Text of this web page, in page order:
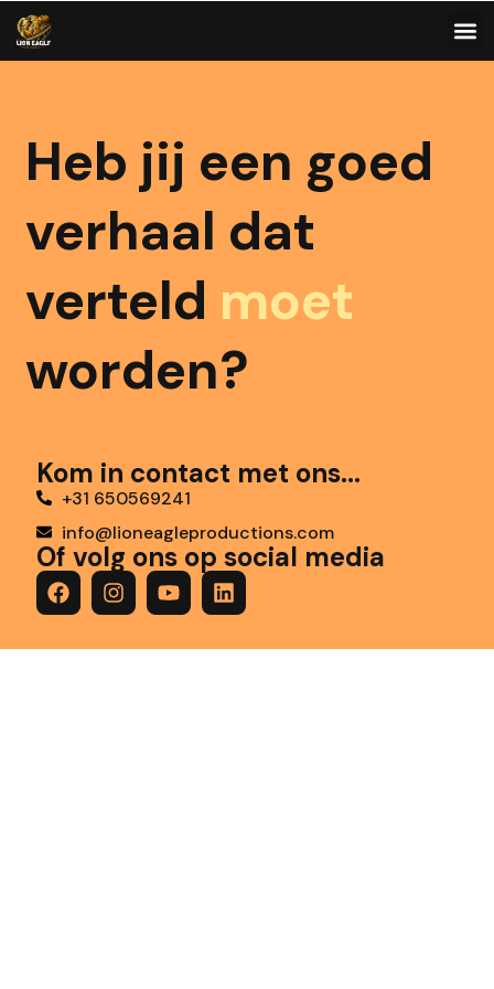
Heb jij een goed
verhaal dat
verteld moet
worden?
Kom in contact met ons...
+31 650569241
info@lioneagleproductions.com
Of volg ons op social media